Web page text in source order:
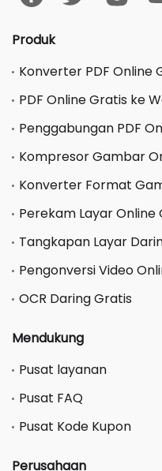
Produk
Konverter PDF Online
PDF Online Gratis ke
Penggabungan PDF
Kompresor Gambar
Konverter Format
Perekam Layar Online
Tangkapan Layar
Pengonversi Video
OCR Daring Gratis
Mendukung
Pusat layanan
Pusat FAQ
Pusat Kode Kupon
Perusahaan